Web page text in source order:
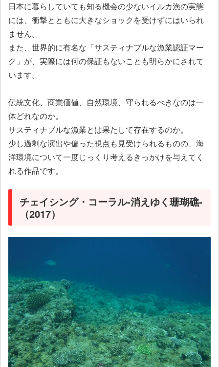
日本に暮らしていても知る機会の少ないイルカ漁の実態
には、衝撃とともに大きなショックを受けずにはいられ
ません。
また、世界的に有名な「サスティナブルな漁業認証マー
ク」が、実際には何の保証もないことも明らかにされて
います。
伝統文化、商業価値、自然環境、守られるべきなのは一
体どれなのか。
サスティナブルな漁業とは果たして存在するのか。
少し過剰な演出や偏った視点も見受けられるものの、海
洋環境について一度じっくり考えるきっかけを与えてく
れる作品です。
チェイシング・コーラル‐消えゆく珊瑚礁‐
（2017）